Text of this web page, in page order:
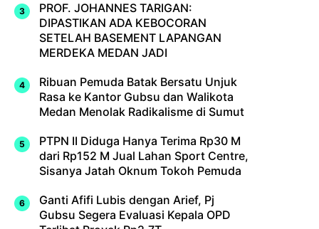
PROF. JOHANNES TARIGAN:
DIPASTIKAN ADA KEBOCORAN
SETELAH BASEMENT LAPANGAN
MERDEKA MEDAN JADI
Ribuan Pemuda Batak Bersatu Unjuk
Rasa ke Kantor Gubsu dan Walikota
Medan Menolak Radikalisme di Sumut
PTPN II Diduga Hanya Terima Rp30 M
dari Rp152 M Jual Lahan Sport Centre,
Sisanya Jatah Oknum Tokoh Pemuda
Ganti Afifi Lubis dengan Arief, Pj
Gubsu Segera Evaluasi Kepala OPD